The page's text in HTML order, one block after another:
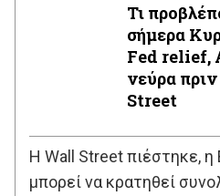
Τι
σήμερα
Fed relief,
νεύρα
Street
Η Wall Street πιέστηκε, η
μπορεί να κρατηθεί